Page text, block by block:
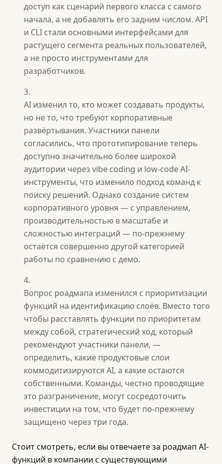
доступ как сценарий первого класса с самого
начала, а не добавлять его задним числом. API
и CLI стали основными интерфейсами для
растущего сегмента реальных пользователей,
а не просто инструментами для
разработчиков.
AI изменил то, кто может создавать продукты,
но не то, что требуют корпоративные
развёртывания. Участники панели
согласились, что прототипирование теперь
доступно значительно более широкой
аудитории через vibe coding и low-code AI-
инструменты, что изменило подход команд к
поиску решений. Однако создание систем
корпоративного уровня — с управлением,
производительностью в масштабе и
сложностью интеграций — по-прежнему
остаётся совершенно другой категорией
работы по сравнению с демо.
Вопрос роадмапа изменился с приоритизации
функций на идентификацию слоёв. Вместо того
чтобы расставлять функции по приоритетам
между собой, стратегический ход, который
рекомендуют участники панели, —
определить, какие продуктовые слои
коммодитизируются AI, а какие остаются
собственными. Команды, честно проводящие
это разграничение, могут сосредоточить
инвестиции на том, что будет по-прежнему
защищено через три года.
Стоит смотреть, если вы отвечаете за роадмап AI-
функций в компании с существующими